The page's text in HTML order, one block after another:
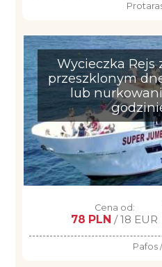
Wycieczka Rejs
przeszklonym
lub
Cena od:
78 PLN / 18 EUR
Pafos